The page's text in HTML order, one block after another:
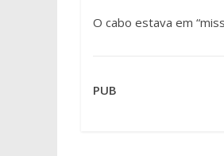
O cabo estava em
PUB